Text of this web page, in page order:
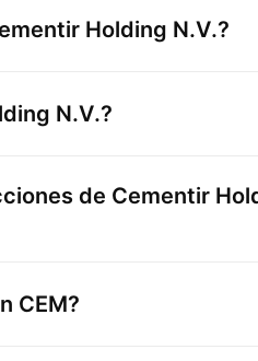
Holding N.V.?
N.V.?
de Cementir
CEM?